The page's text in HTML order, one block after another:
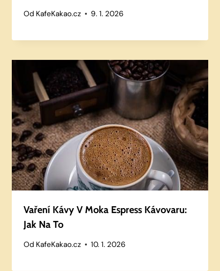
Od KafeKakao.cz 9. 1. 2026
Vaření Kávy V Moka Espress Kávovaru:
Jak Na To
Od KafeKakao.cz 10. 1. 2026